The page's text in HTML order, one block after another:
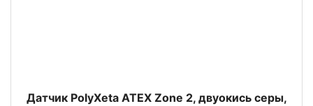
Датчик PolyXeta ATEX Zone 2, двуокись серы,